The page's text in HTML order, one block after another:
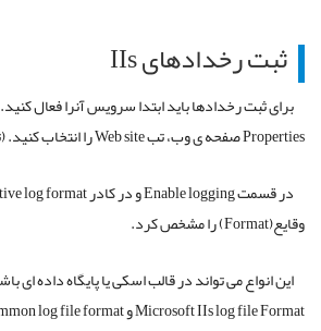
ثبت رخدادهای IIs
برای ثبت رخدادها باید ابتدا سرویس آنرا فعال
Properties صفحه ی وب، تب Web site را انتخاب کنید. (تصویر شماره ۱)
وقایع(Format) را مشخص کرد.
این انواع می تواند در قالب اسکی یا پایگاه داده ای